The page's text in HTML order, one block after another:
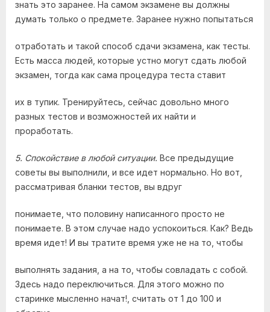
знать это заранее. На самом экзамене вы должны
думать только о предмете. Заранее нужно попытаться
отработать и такой способ сдачи экзамена, как тесты.
Есть масса людей, которые устно могут сдать любой
экзамен, тогда как сама процедура теста ставит
их в тупик. Тренируйтесь, сейчас довольно много
разных тестов и возможностей их найти и
проработать.
5. Спокойствие в любой ситуации. Все предыдущие
советы вы выполнили, и все идет нормально. Но вот,
рассматривая бланки тестов, вы вдруг
понимаете, что половину написанного просто не
понимаете. В этом случае надо успокоиться. Как? Ведь
время идет! И вы тратите время уже не на то, чтобы
выполнять задания, а на то, чтобы совладать с собой.
Здесь надо переключиться. Для этого можно по
старинке мысленно начат!, считать от 1 до 100 и